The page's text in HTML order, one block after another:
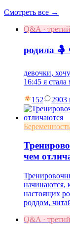
Смотреть все →
Q&A ·
родила
девочки,
16:45 я
152 2903
Беременность
чем
начинаются,
настоящих
роддом,
Q&A ·